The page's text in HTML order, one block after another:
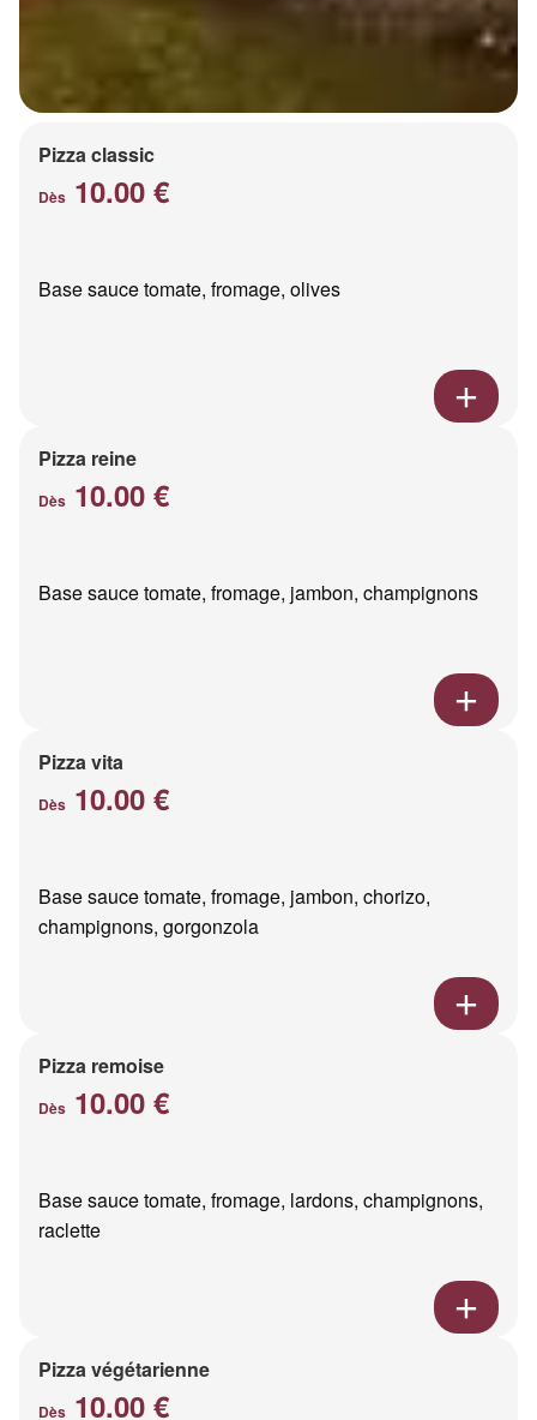
Pizza classic
Dès 10.00 €
Base sauce tomate, fromage, olives
Pizza reine
Dès 10.00 €
Base sauce tomate, fromage, jambon, champignons
Pizza vita
Dès 10.00 €
Base sauce tomate, fromage, jambon, chorizo,
champignons, gorgonzola
Pizza remoise
Dès 10.00 €
Base sauce tomate, fromage, lardons, champignons,
raclette
Pizza végétarienne
Dès 10.00 €